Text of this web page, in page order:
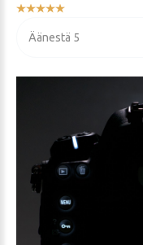
Käyttäjän
arvioida